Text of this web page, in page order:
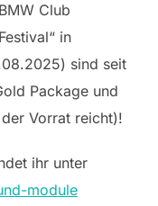
Club
in
sind seit
Package und
Vorrat reicht)!
ihr unter
module